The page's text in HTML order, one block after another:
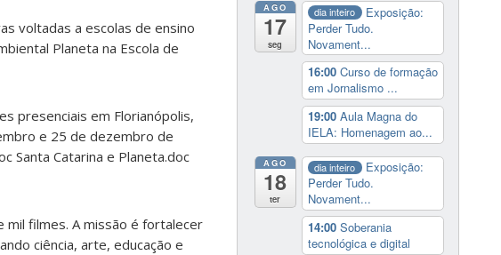
voltadas a escolas de ensino
Planeta na Escola de
presenciais em Florianópolis,
e 25 de dezembro de
Santa Catarina e Planeta.doc
mil filmes. A missão é fortalecer
ciência, arte, educação e
AGO
17
seg
dia inteiro
Exposição:
Perder Tudo.
Novament...
16:00 Curso de formação
em Jornalismo ...
19:00 Aula Magna do
IELA: Homenagem ao...
AGO
18
ter
dia inteiro
Exposição:
Perder Tudo.
Novament...
14:00 Soberania
tecnológica e digital